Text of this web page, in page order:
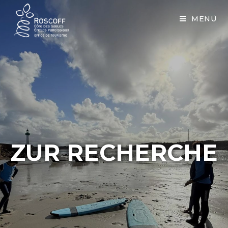
MENÜ
ZUR RECHERCHE
Cookies management panel